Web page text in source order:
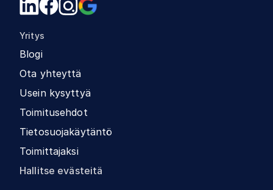
Yritys
Blogi
Ota yhteyttä
Usein kysyttyä
Toimitusehdot
Tietosuojakäytäntö
Toimittajaksi
Hallitse evästeitä